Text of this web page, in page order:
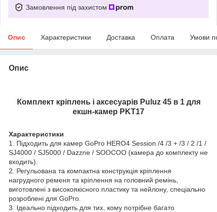
Замовлення під захистом
Опис Характеристики Доставка Оплата Умови
Опис
Комплект кріплень і аксесуарів Puluz 45 в 1 для
екшн-камер PKT17
Характеристики
1. Підходить для камер GoPro HERO4 Session /4 /3 + /3 / 2 /1 /
SJ4000 / SJ5000 / Dazzne / SOOCOO (камера до комплекту не
входить).
2. Регульована та компактна конструкція кріплення
нагрудного ременя та кріплення на головний ремінь,
виготовлені з високоякісного пластику та нейлону, спеціально
розроблені для GoPro.
3. Ідеально підходить для тих, кому потрібне багато